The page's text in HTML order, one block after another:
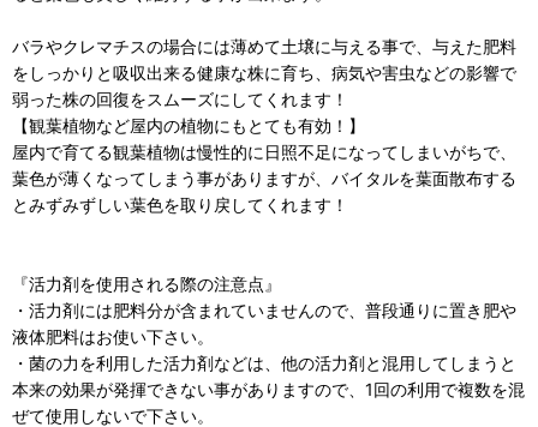
バラやクレマチスの場合には薄めて土壌に与える事で、与えた肥料
をしっかりと吸収出来る健康な株に育ち、病気や害虫などの影響で
弱った株の回復をスムーズにしてくれます！
【観葉植物など屋内の植物にもとても有効！】
屋内で育てる観葉植物は慢性的に日照不足になってしまいがちで、
葉色が薄くなってしまう事がありますが、バイタルを葉面散布する
とみずみずしい葉色を取り戻してくれます！
『活力剤を使用される際の注意点』
・活力剤には肥料分が含まれていませんので、普段通りに置き肥や
液体肥料はお使い下さい。
・菌の力を利用した活力剤などは、他の活力剤と混用してしまうと
本来の効果が発揮できない事がありますので、1回の利用で複数を混
ぜて使用しないで下さい。